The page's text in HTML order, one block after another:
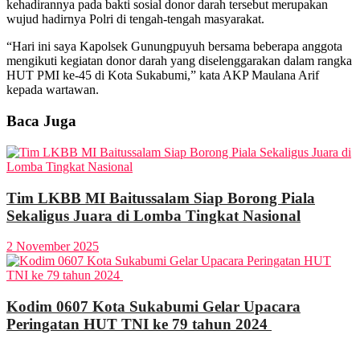
kehadirannya pada bakti sosial donor darah tersebut merupakan
wujud hadirnya Polri di tengah-tengah masyarakat.
“Hari ini saya Kapolsek Gunungpuyuh bersama beberapa anggota
mengikuti kegiatan donor darah yang diselenggarakan dalam rangka
HUT PMI ke-45 di Kota Sukabumi,” kata AKP Maulana Arif
kepada wartawan.
Baca Juga
Tim LKBB MI Baitussalam Siap Borong Piala
Sekaligus Juara di Lomba Tingkat Nasional
2 November 2025
Kodim 0607 Kota Sukabumi Gelar Upacara
Peringatan HUT TNI ke 79 tahun 2024